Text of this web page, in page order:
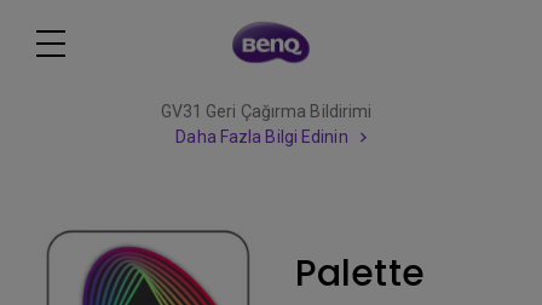
GV31 Geri Çağırma Bildirimi
Daha Fazla Bilgi Edinin
Palette